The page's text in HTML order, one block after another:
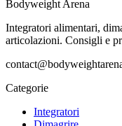
Bodyweight Arena
Integratori alimentari,
articolazioni. Consigli e
Categorie
Integratori